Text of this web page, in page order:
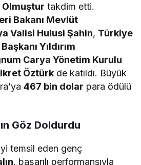
Olmuştur takdim etti.
Bakanı Mevlüt
Valisi Hulusi Şahin, Türkiye
Yıldırım
Carya Yönetim Kurulu
Öztürk de katıldı. Büyük
467 bin dolar para ödülü
Göz Doldurdu
temsil eden genç
, başarılı performansıyla